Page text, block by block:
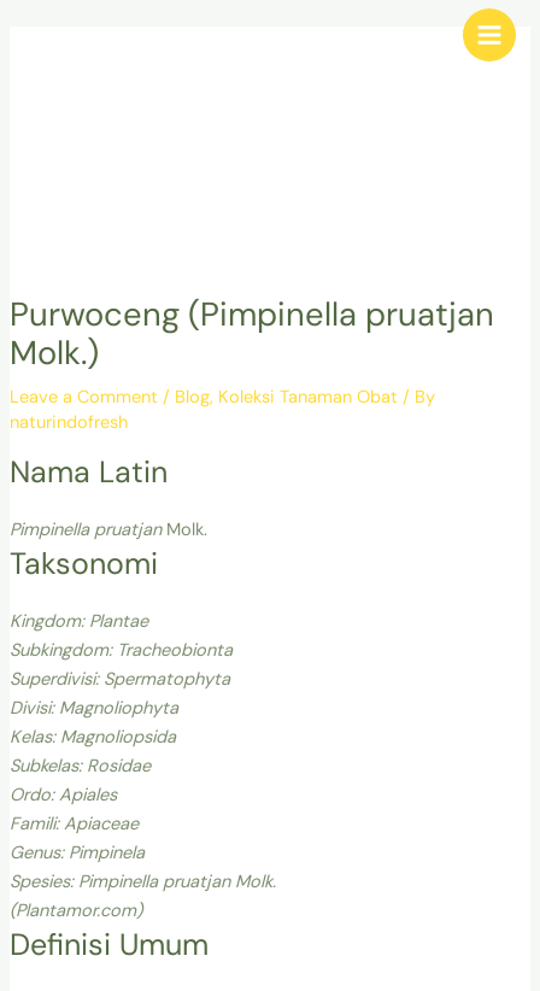
Main
Purwoceng (Pimpinella pruatjan
Molk.)
Leave a Comment / Blog, Koleksi Tanaman Obat / By
naturindofresh
Nama Latin
Pimpinella pruatjanMolk.
Taksonomi
Kingdom: Plantae
Subkingdom: Tracheobionta
Superdivisi: Spermatophyta
Divisi: Magnoliophyta
Kelas: Magnoliopsida
Subkelas: Rosidae
Ordo: Apiales
Famili: Apiaceae
Genus: Pimpinela
Spesies: Pimpinella pruatjan Molk.
(Plantamor.com)
Definisi Umum